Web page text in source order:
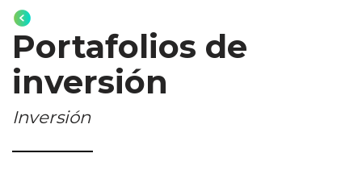
Portafolios de
inversión
Inversión